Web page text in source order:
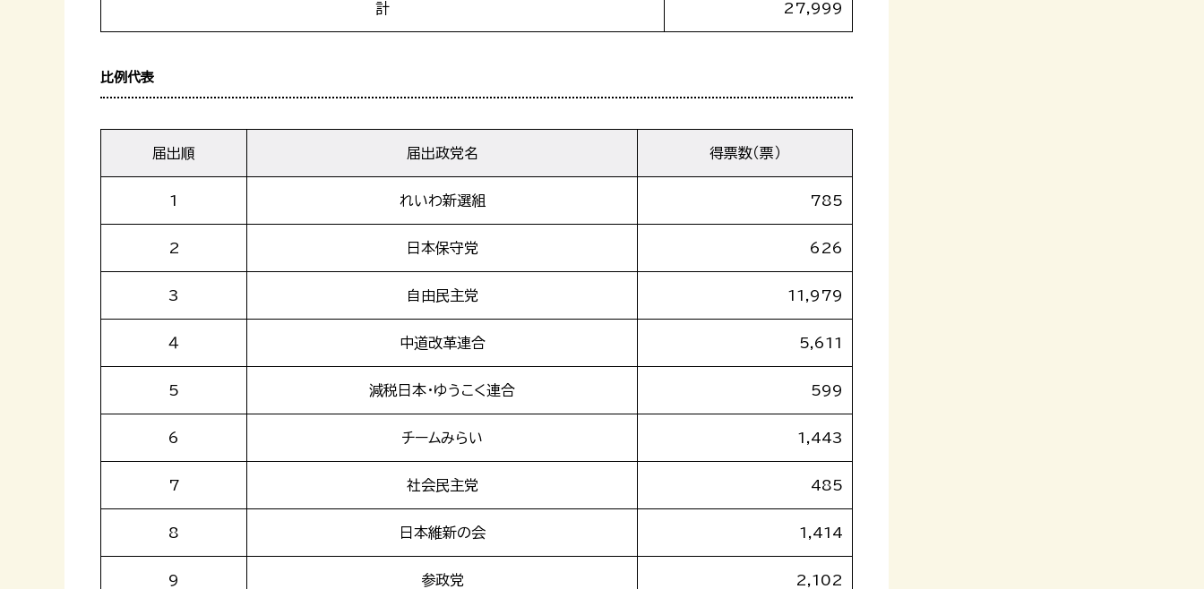
計 27,999
比例代表
届出順 届出政党名 得票数（票）
1 れいわ新選組 785
2 日本保守党 626
3 自由民主党 11,979
４ 中道改革連合 5,611
5 減税日本・ゆうこく連合 599
6 チームみらい 1,443
7 社会民主党 485
8 日本維新の会 1,414
9 参政党 2,102